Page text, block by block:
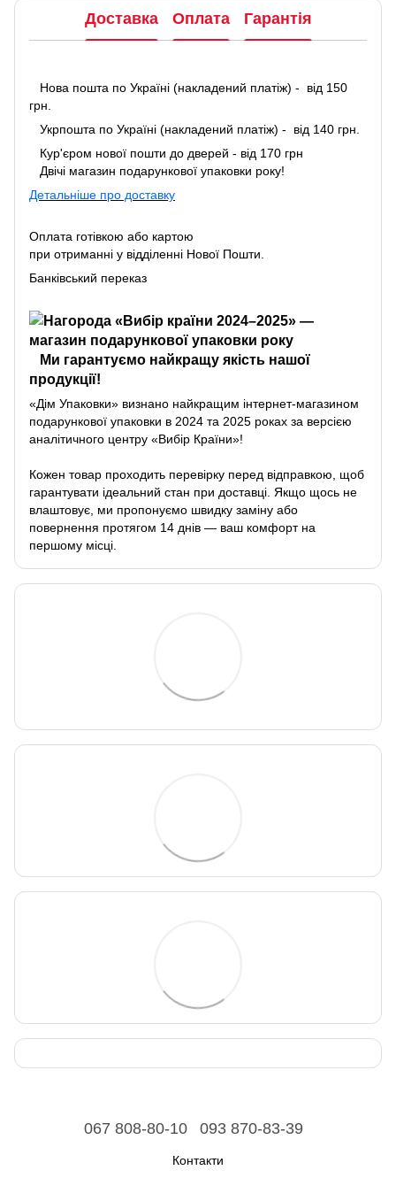
Доставка Оплата Гарантія
Нова пошта по Україні (накладений платіж) - від 150
грн.
Укрпошта по Україні (накладений платіж) - від 140 грн.
Кур'єром нової пошти до дверей - від 170 грн
Двічі магазин подарункової упаковки року!
Детальніше про доставку
Оплата готівкою або картою
при отриманні у відділенні Нової Пошти.
Банківський переказ
Ми гарантуємо найкращу якість нашої
продукції!
«Дім Упаковки» визнано найкращим інтернет-магазином
подарункової упаковки в 2024 та 2025 роках за версією
аналітичного центру «Вибір Країни»!
Кожен товар проходить перевірку перед відправкою, щоб
гарантувати ідеальний стан при доставці. Якщо щось не
влаштовує, ми пропонуємо швидку заміну або
повернення протягом 14 днів — ваш комфорт на
першому місці.
067 808-80-10 093 870-83-39
Контакти